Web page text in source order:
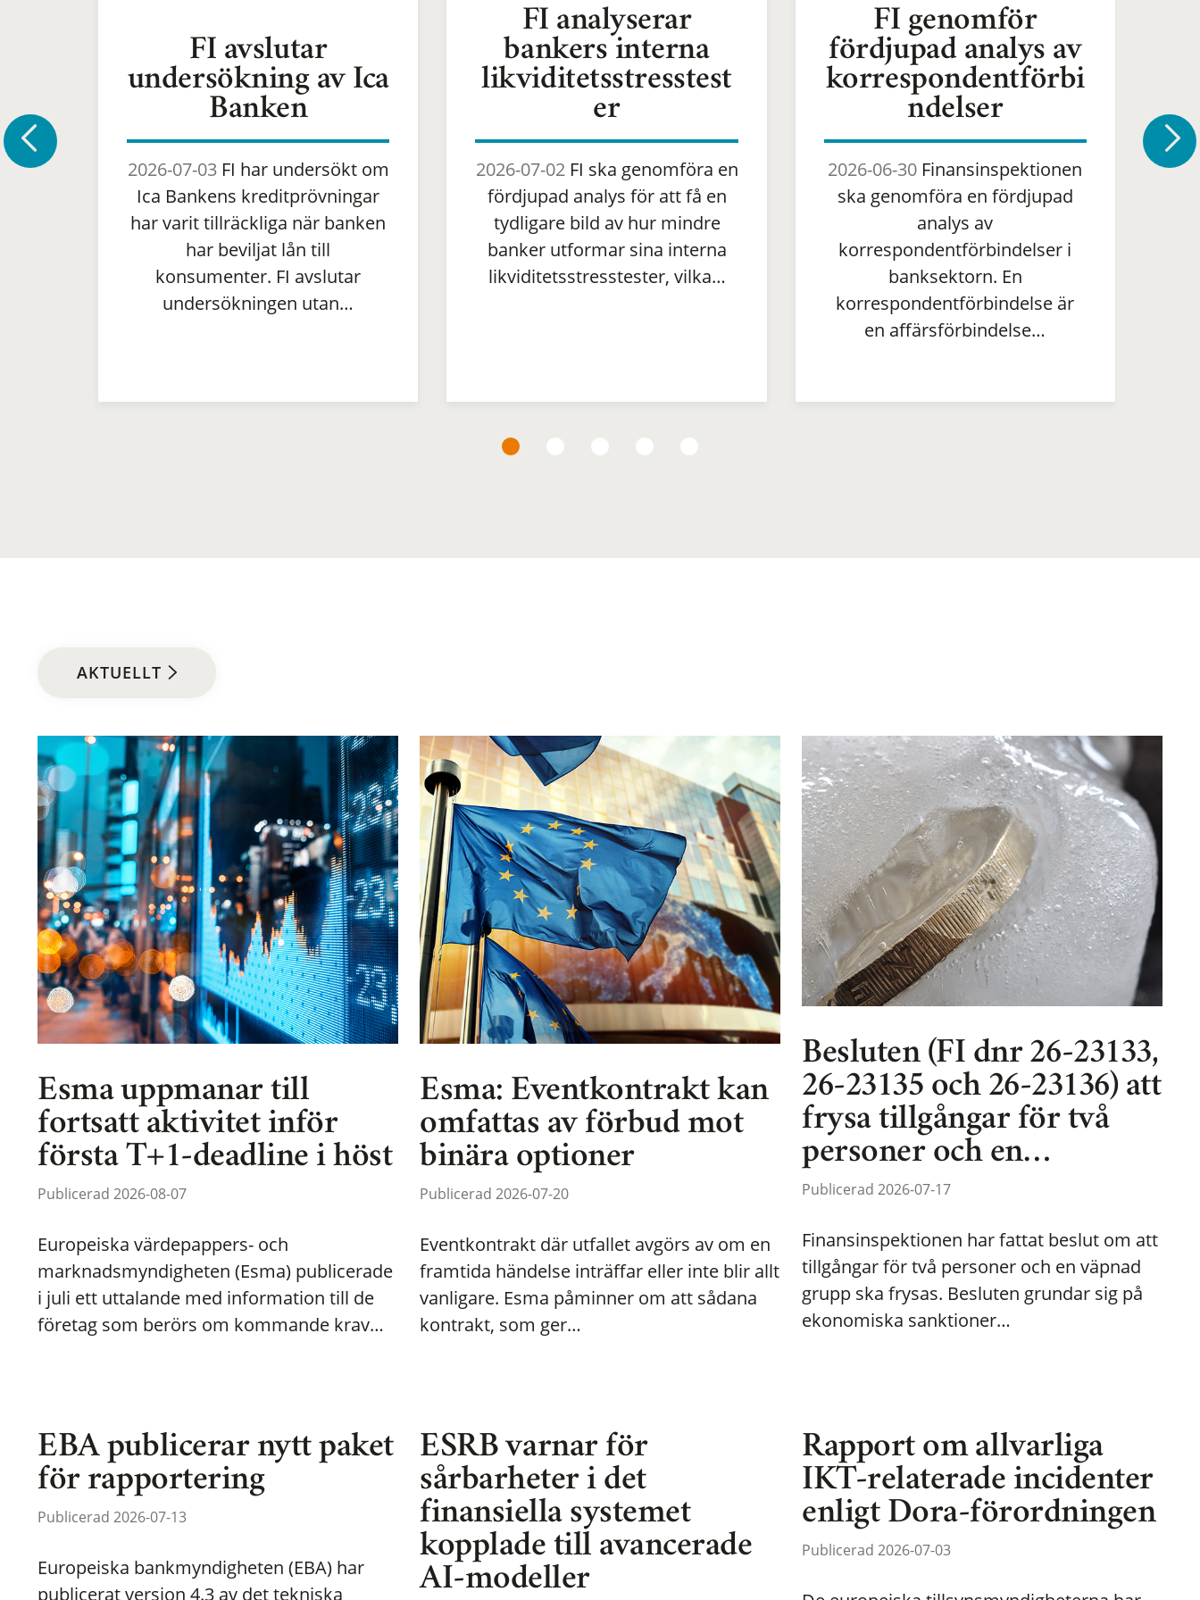
FI avslutar
undersökning av Ica
Banken
2026-07-03FI har undersökt om
Ica Bankens kreditprövningar
har varit tillräckliga när banken
har beviljat lån till
konsumenter. FI avslutar
undersökningen utan…
FI analyserar
bankers interna
likviditetsstresstest
er
2026-07-02FI ska genomföra en
fördjupad analys för att få en
tydligare bild av hur mindre
banker utformar sina interna
likviditetsstresstester, vilka…
FI genomför
fördjupad analys av
korrespondentförbi
ndelser
2026-06-30 Finansinspektionen
ska genomföra en fördjupad
analys av
korrespondentförbindelser i
banksektorn. En
korrespondentförbindelse är
en affärsförbindelse…
AKTUELLT
Esma uppmanar till
fortsatt aktivitet inför
första T+1-deadline i höst
Publicerad 2026-08-07
Europeiska värdepappers- och
marknadsmyndigheten (Esma) publicerade
i juli ett uttalande med information till de
företag som berörs om kommande krav…
Esma: Eventkontrakt kan
omfattas av förbud mot
binära optioner
Publicerad 2026-07-20
Eventkontrakt där utfallet avgörs av om en
framtida händelse inträffar eller inte blir allt
vanligare. Esma påminner om att sådana
kontrakt, som ger…
Besluten (FI dnr 26-23133,
26-23135 och 26-23136) att
frysa tillgångar för två
personer och en…
Publicerad 2026-07-17
Finansinspektionen har fattat beslut om att
tillgångar för två personer och en väpnad
grupp ska frysas. Besluten grundar sig på
ekonomiska sanktioner…
EBA publicerar nytt paket
för rapportering
Publicerad 2026-07-13
Europeiska bankmyndigheten (EBA) har
publicerat version 4.3 av det tekniska
ESRB varnar för
sårbarheter i det
finansiella systemet
kopplade till avancerade
AI-modeller
Rapport om allvarliga
IKT-relaterade incidenter
enligt Dora-förordningen
Publicerad 2026-07-03